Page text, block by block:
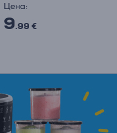
Цена:
9.99 €